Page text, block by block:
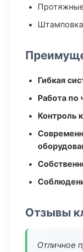
Штамповка
Гибкая
Работа по
Контроль
Отзывы
Отличное